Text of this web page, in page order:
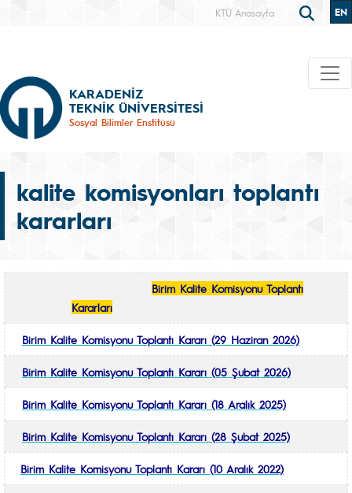
KTÜ Anasayfa EN
KARADENİZ
TEKNİK ÜNİVERSİTESİ
Sosyal Bilimler Enstitüsü
kalite komisyonları toplantı
kararları
Birim Kalite Komisyonu Toplantı
Kararları
Birim Kalite Komisyonu Toplantı Kararı (29 Haziran 2026)
Birim Kalite Komisyonu Toplantı Kararı (05 Şubat 2026)
Birim Kalite Komisyonu Toplantı Kararı (18 Aralık 2025)
Birim Kalite Komisyonu Toplantı Kararı (28 Şubat 2025)
Birim Kalite Komisyonu Toplantı Kararı (10 Aralık 2022)